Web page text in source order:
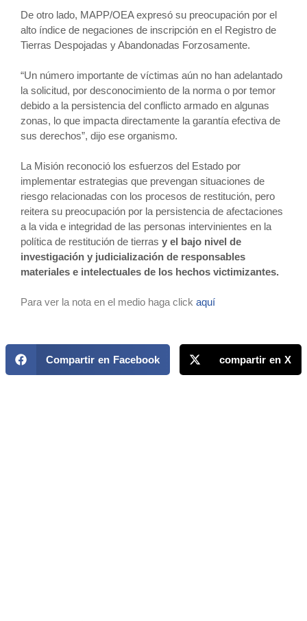
De otro lado, MAPP/OEA expresó su preocupación por el
alto índice de negaciones de inscripción en el Registro de
Tierras Despojadas y Abandonadas Forzosamente.
“Un número importante de víctimas aún no han adelantado
la solicitud, por desconocimiento de la norma o por temor
debido a la persistencia del conflicto armado en algunas
zonas, lo que impacta directamente la garantía efectiva de
sus derechos”, dijo ese organismo.
La Misión reconoció los esfuerzos del Estado por
implementar estrategias que prevengan situaciones de
riesgo relacionadas con los procesos de restitución, pero
reitera su preocupación por la persistencia de afectaciones
a la vida e integridad de las personas intervinientes en la
política de restitución de tierras y el bajo nivel de
investigación y judicialización de responsables
materiales e intelectuales de los hechos victimizantes.
Para ver la nota en el medio haga click aquí
Compartir en Facebook compartir en X